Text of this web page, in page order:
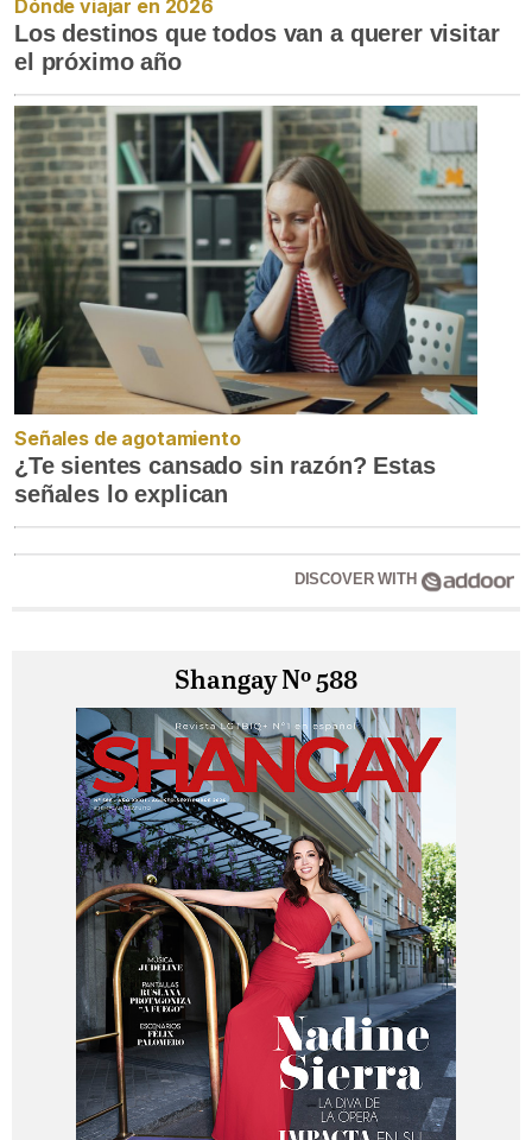
Dónde viajar en 2026
Los destinos que todos van a querer visitar
el próximo año
Señales de agotamiento
¿Te sientes cansado sin razón? Estas
señales lo explican
DISCOVER WITH
Shangay Nº 588